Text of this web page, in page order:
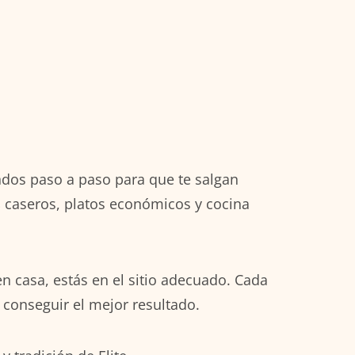
paso a paso para que te salgan
platos económicos y cocina
casa, estás en el sitio adecuado. Cada
el mejor resultado.